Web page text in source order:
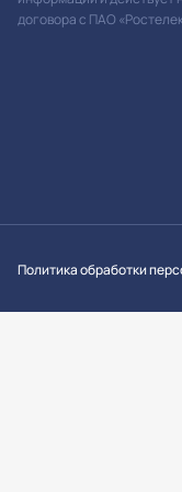
договора с ПАО
Политика обработки